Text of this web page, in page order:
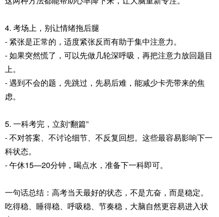
4. 考场上，别让情绪拖后腿
- 紧张是正常的，适度紧张反而有助于集中注意力。
- 如果突然慌了，可以先做几轮深呼吸，再把注意力放回题目
上。
- 遇到不会的题，先跳过，先易后难，能减少卡壳带来的焦
虑。
5. 一科考完，立刻“翻篇”
- 不对答案、不讨论细节、不反复回想。这些最容易影响下一
科状态。
- 午休15—20分钟，喝点水，准备下一科即可。
一句话总结：高考当天最好的状态，不是亢奋，而是稳定。
吃得稳、睡得稳、呼吸稳、节奏稳，大脑自然更容易进入状